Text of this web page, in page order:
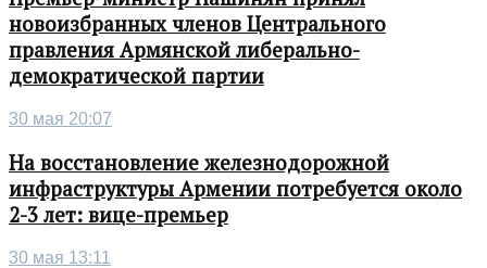
новоизбранных членов Центрального
правления Армянской либерально-
демократической партии
30 мая 20:07
На восстановление железнодорожной
инфраструктуры Армении потребуется около
2-3 лет: вице-премьер
30 мая 13:11